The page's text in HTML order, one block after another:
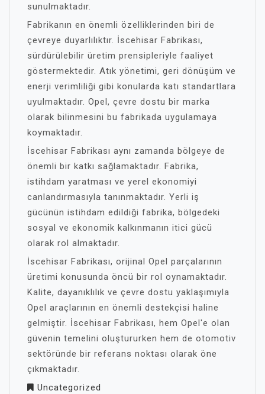
sunulmaktadır.
Fabrikanın en önemli özelliklerinden biri de
çevreye duyarlılıktır. İscehisar Fabrikası,
sürdürülebilir üretim prensipleriyle faaliyet
göstermektedir. Atık yönetimi, geri dönüşüm ve
enerji verimliliği gibi konularda katı standartlara
uyulmaktadır. Opel, çevre dostu bir marka
olarak bilinmesini bu fabrikada uygulamaya
koymaktadır.
İscehisar Fabrikası aynı zamanda bölgeye de
önemli bir katkı sağlamaktadır. Fabrika,
istihdam yaratması ve yerel ekonomiyi
canlandırmasıyla tanınmaktadır. Yerli iş
gücünün istihdam edildiği fabrika, bölgedeki
sosyal ve ekonomik kalkınmanın itici gücü
olarak rol almaktadır.
İscehisar Fabrikası, orijinal Opel parçalarının
üretimi konusunda öncü bir rol oynamaktadır.
Kalite, dayanıklılık ve çevre dostu yaklaşımıyla
Opel araçlarının en önemli destekçisi haline
gelmiştir. İscehisar Fabrikası, hem Opel'e olan
güvenin temelini oluştururken hem de otomotiv
sektöründe bir referans noktası olarak öne
çıkmaktadır.
Uncategorized